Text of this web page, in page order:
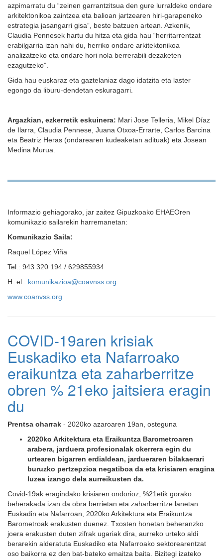
azpimarratu du “zeinen garrantzitsua den gure lurraldeko ondare
arkitektonikoa zaintzea eta balioan jartzearen hiri-garapeneko
estrategia jasangarri gisa”, beste batzuen artean. Azkenik,
Claudia Pennesek hartu du hitza eta gida hau “herritarrentzat
erabilgarria izan nahi du, herriko ondare arkitektonikoa
analizatzeko eta ondare hori nola berrerabili dezaketen
ezagutzeko”.
Gida hau euskaraz eta gaztelaniaz dago idatzita eta laster
egongo da liburu-dendetan eskuragarri.
Argazkian, ezkerretik eskuinera: Mari Jose Telleria, Mikel Díaz
de Ilarra, Claudia Pennese, Juana Otxoa-Errarte, Carlos Barcina
eta Beatriz Heras (ondarearen kudeaketan adituak) eta Josean
Medina Murua.
Informazio gehiagorako, jar zaitez Gipuzkoako EHAEOren
komunikazio sailarekin harremanetan:
Komunikazio Saila:
Raquel López Viña
Tel.: 943 320 194 / 629855934
H. el.: komunikazioa@coavnss.org
www.coanvss.org
COVID-19aren krisiak
Euskadiko eta Nafarroako
eraikuntza eta zaharberritze
obren % 21eko jaitsiera eragin
du
Prentsa oharrak - 2020ko azaroaren 19an, osteguna
2020ko Arkitektura eta Eraikuntza Barometroaren
arabera, jarduera profesionalak okerrera egin du
urtearen bigarren erdialdean, jardueraren bilakaerari
buruzko pertzepzioa negatiboa da eta krisiaren eragina
luzea izango dela aurreikusten da.
Covid-19ak eragindako krisiaren ondorioz, %21etik gorako
beherakada izan da obra berrietan eta zaharberritze lanetan
Euskadin eta Nafarroan, 2020ko Arkitektura eta Eraikuntza
Barometroak erakusten duenez. Txosten honetan beheranzko
joera erakusten duten zifrak ugariak dira, aurreko urteko aldi
berarekin alderatuta Euskadiko eta Nafarroako sektorearentzat
oso baikorra ez den bat-bateko emaitza baita. Bizitegi izateko